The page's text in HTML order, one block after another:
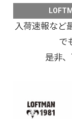
入荷速報など
で
是非